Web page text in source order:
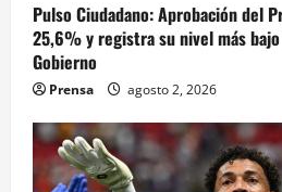
Pulso Ciudadano: Aprobación del
25,6% y registra su nivel más
Gobierno
Prensa agosto 2, 2026